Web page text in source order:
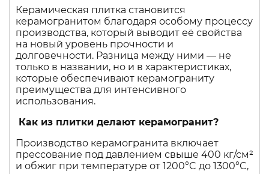
Керамическая плитка становится
керамогранитом благодаря особому процессу
производства, который выводит её свойства
на новый уровень прочности и
долговечности. Разница между ними — не
только в названии, но и в характеристиках,
которые обеспечивают керамограниту
преимущества для интенсивного
использования.
Как из плитки делают керамогранит?
Производство керамогранита включает
прессование под давлением свыше 400 кг/см²
и обжиг при температуре от 1200°C до 1300°C,